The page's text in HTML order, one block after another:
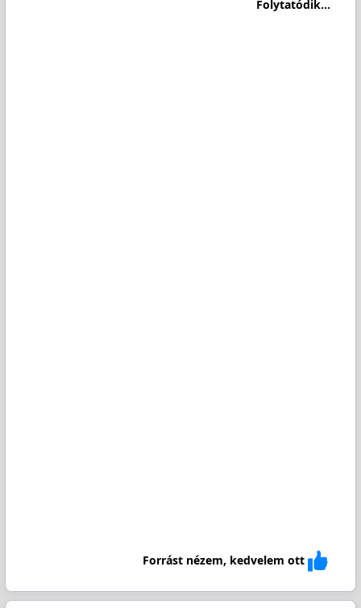
Folytatódik...
Forrást nézem, kedvelem ott